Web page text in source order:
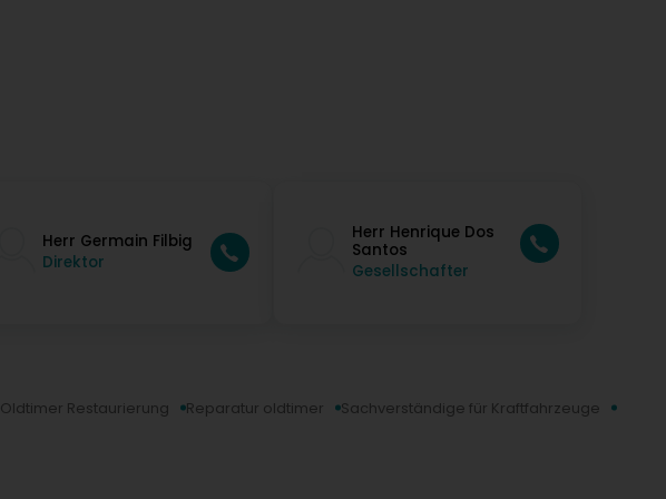
Herr Germain Filbig
Direktor
Herr Henrique Dos
Santos
Gesellschafter
Oldtimer Restaurierung Reparatur oldtimer Sachverständige für Kraftfahrzeuge